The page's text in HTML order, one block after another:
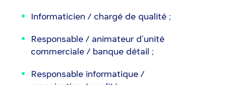
Informaticien / chargé de qualité ;
Responsable / animateur d’unité
commerciale / banque détail ;
Responsable informatique /